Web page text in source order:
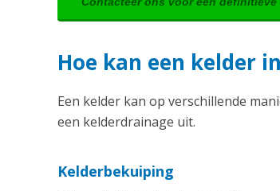
Hoe kan een kelder
Een kelder kan op verschillende
een kelderdrainage uit.
Kelderbekuiping